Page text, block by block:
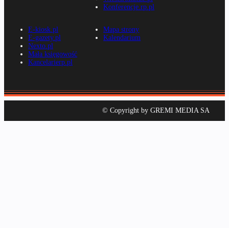
Konferencje.rp.pl
E-kiosk.pl
E-gazety.pl
Nexto.pl
Mała księgowość
Kancelarierp.pl
Mapa strony
Kalendarium
© Copyright by GREMI MEDIA SA